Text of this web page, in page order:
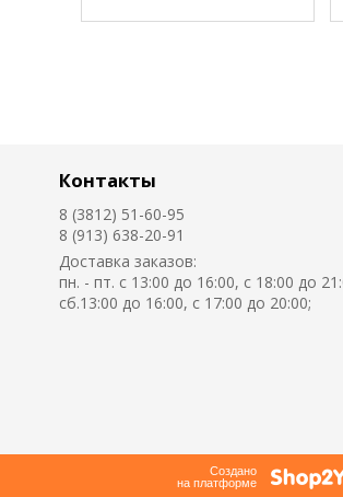
Контакты
8 (3812) 51-60-95
8 (913) 638-20-91
Доставка заказов:
пн. - пт. с 13:00 до 16:00, с 18:00 до
сб.13:00 до 16:00, с 17:00 до 20:00;
Создано
на платформе